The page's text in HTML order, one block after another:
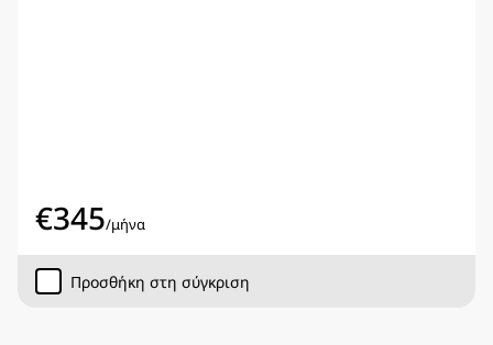
€345/μήνα
Προσθήκη στη σύγκριση